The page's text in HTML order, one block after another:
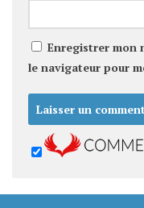
Enregistrer mon
le navigateur pour